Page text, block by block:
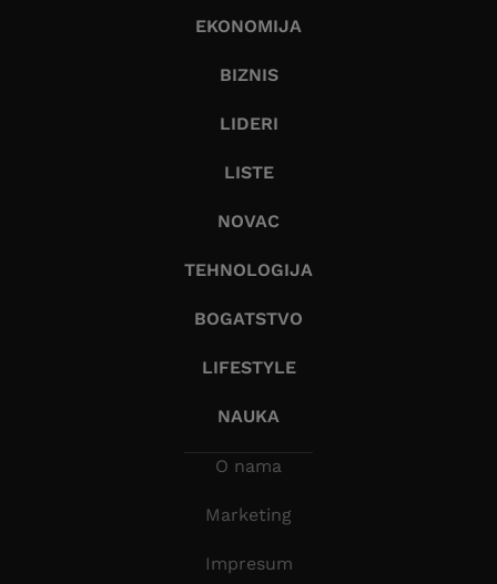
EKONOMIJA
BIZNIS
LIDERI
LISTE
NOVAC
TEHNOLOGIJA
BOGATSTVO
LIFESTYLE
NAUKA
O nama
Marketing
Impresum